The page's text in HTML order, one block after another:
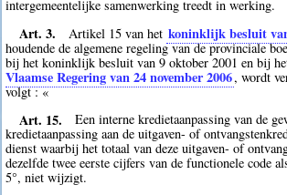
intergemeentelijke samenwerking treedt in werking.
Art. 3. Artikel 15 van het koninklijk besluit
houdende de algemene regeling van de provinciale
bij het koninklijk besluit van 9 oktober 2001 en bij
Vlaamse Regering van 24 november 2006, wordt
volgt : «
Art. 15.
Een interne kredietaanpassing van de
kredietaanpassing aan de uitgaven- of
dienst waarbij het totaal van deze uitgaven- of
dezelfde twee eerste cijfers van de functionele code
5°, niet wijzigt.